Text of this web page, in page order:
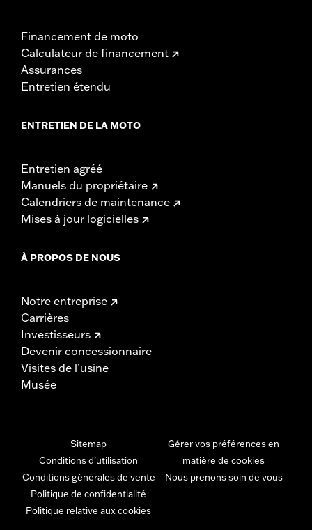
Financement de moto
Calculateur de financement
Assurances
Entretien étendu
ENTRETIEN DE LA MOTO
Entretien agréé
Manuels du propriétaire
Calendriers de maintenance
Mises à jour logicielles
À PROPOS DE NOUS
Notre entreprise
Carrières
Investisseurs
Devenir concessionnaire
Visites de l’usine
Musée
Sitemap
Conditions d'utilisation
Conditions générales de vente
Politique de confidentialité
Politique relative aux cookies
Gérer vos préférences en
matière de cookies
Nous prenons soin de vous